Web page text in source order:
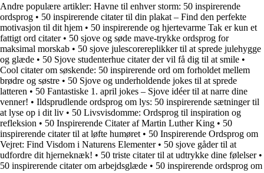
Andre populære artikler: Havne til enhver storm: 50 inspirerende
ordsprog • 50 inspirerende citater til din plakat – Find den perfekte
motivasjon til dit hjem • 50 inspirerende og hjertevarme Tak er kun et
fattigt ord citater• 50 sjove og søde mave-trykke ordsprog for
maksimal morskab • 50 sjove julescorereplikker til at sprede julehygge
og glæde • 50 Sjove studenterhue citater der vil få dig til at smile •
Cool citater om søskende: 50 inspirerende ord om forholdet mellem
brødre og søstre • 50 Sjove og underholdende jokes til at sprede
latteren • 50 Fantastiske 1. april jokes – Sjove idéer til at narre dine
venner! • Ildsprudlende ordsprog om lys: 50 inspirerende sætninger til
at lyse op i dit liv • 50 Livsvisdomme: Ordsprog til inspiration og
refleksion • 50 Inspirerende Citater af Martin Luther King • 50
inspirerende citater til at løfte humøret • 50 Inspirerende Ordsprog om
Vejret: Find Visdom i Naturens Elementer• 50 sjove gåder til at
udfordre dit hjerneknæk! • 50 triste citater til at udtrykke dine følelser•
50 inspirerende citater om arbejdsglæde • 50 inspirerende ordsprog om